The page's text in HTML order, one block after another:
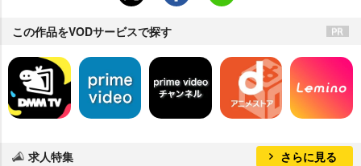
この作品をVODサービスで探す
求人特集 さらに見る